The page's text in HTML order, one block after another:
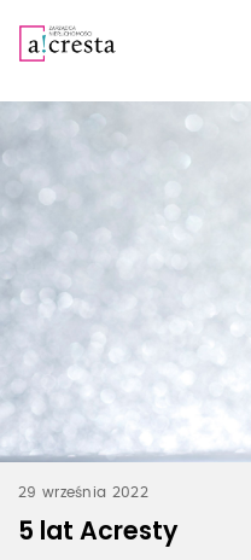
29 września 2022
5 lat Acresty